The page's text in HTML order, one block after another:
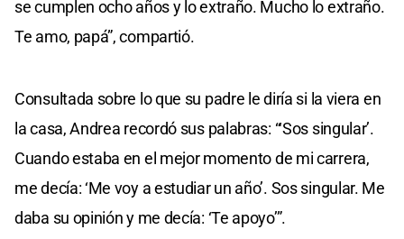
se cumplen ocho años y lo extraño. Mucho lo extraño.
Te amo, papá”, compartió.
Consultada sobre lo que su padre le diría si la viera en
la casa, Andrea recordó sus palabras: “‘Sos singular’.
Cuando estaba en el mejor momento de mi carrera,
me decía: ‘Me voy a estudiar un año’. Sos singular. Me
daba su opinión y me decía: ‘Te apoyo’”.